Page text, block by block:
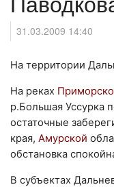
31.03.2009 14:40
На территории
На реках
р.Большая Уссурка
остаточные
края, Амурской
обстановка
В субъектах